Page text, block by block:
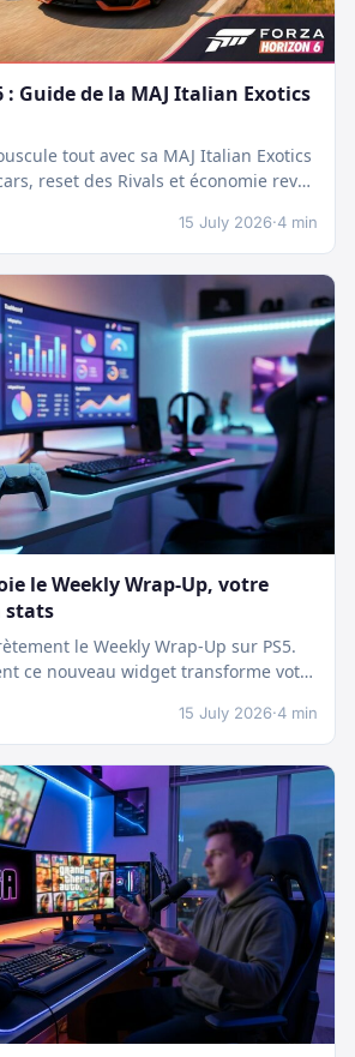
: Guide de la MAJ Italian Exotics
tout avec sa MAJ Italian Exotics
reset des Rivals et économie revue
15 July 2026·4 min
le Weekly Wrap-Up, votre
stats
le Weekly Wrap-Up sur PS5.
ce nouveau widget transforme votre
votre suivi…
15 July 2026·4 min